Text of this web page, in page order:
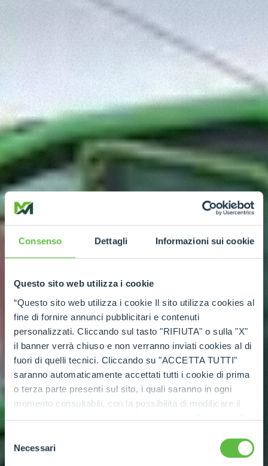
Consenso Dettagli Informazioni sui cookie
Questo sito web utilizza i cookie
“Questo sito web utilizza i cookie Il sito utilizza cookies al
fine di fornire annunci pubblicitari e contenuti
personalizzati. Cliccando sul tasto "RIFIUTA" o sulla "X"
il banner verrà chiuso e non verranno inviati cookies al di
fuori di quelli tecnici. Cliccando su "ACCETTA TUTTI"
saranno automaticamente accettati tutti i cookie di prima
o terza parte presenti sul sito, i quali saranno in ogni
momento consultabili, con la possibilità di modificare il
consenso prestato per ogni singolo cookie. Come fare?
ogni pagina, selezionare "Modifichi il suo consenso" e
Selezione
delNecessari